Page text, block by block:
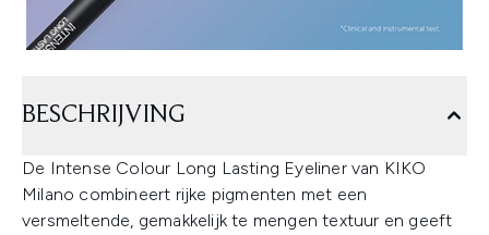
BESCHRIJVING
De Intense Colour Long Lasting Eyeliner van KIKO
Milano combineert rijke pigmenten met een
versmeltende, gemakkelijk te mengen textuur en geeft